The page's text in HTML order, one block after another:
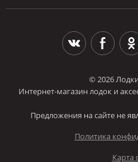
© 2026
Интернет-магазин лодок и
Предложения на сайте не
Политика
Карта